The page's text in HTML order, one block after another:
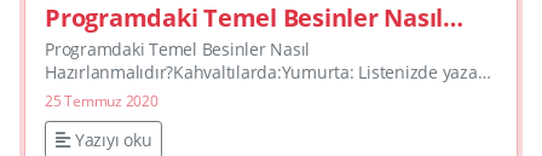
Programdaki Temel Besinler Nasıl
Hazırlanmalıdır?
Programdaki Temel Besinler Nasıl
Hazırlanmalıdır? Kahvaltılarda:Yumurta: Listenizde yazan
yumurtaların haşlanmış olması birinci tercihimizdir.
Dilerseniz yağsız tavad...
25 Temmuz 2020
Yazıyı oku